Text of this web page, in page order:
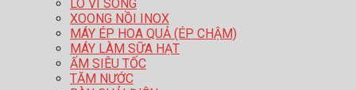
LÒ VI SÓNG
XOONG NỒI INOX
MÁY ÉP HOA QUẢ (ÉP CHẬM)
MÁY LÀM SỮA HẠT
ẤM SIÊU TỐC
TĂM NƯỚC